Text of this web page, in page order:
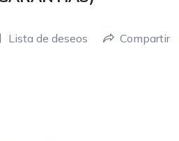
Lista de deseos Compartir